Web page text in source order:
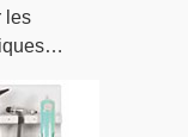
les
et